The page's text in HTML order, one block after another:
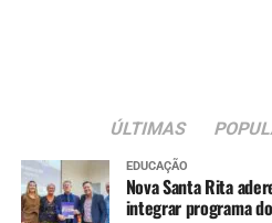
ÚLTIMAS
EDUCAÇÃO
Nova Santa Rita
integrar programa do